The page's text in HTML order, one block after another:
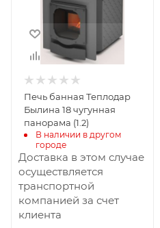
Высота, мм
663
Материал
Чугун
Вид топлива
Дрова
Диаметр дымохода,
мм
115
Длина дров, мм
430
Печь банная Теплодар
Былина 18 чугунная
панорама (1.2)
В наличии в другом
городе
Доставка в этом случае
осуществляется
транспортной
компанией за счет
клиента